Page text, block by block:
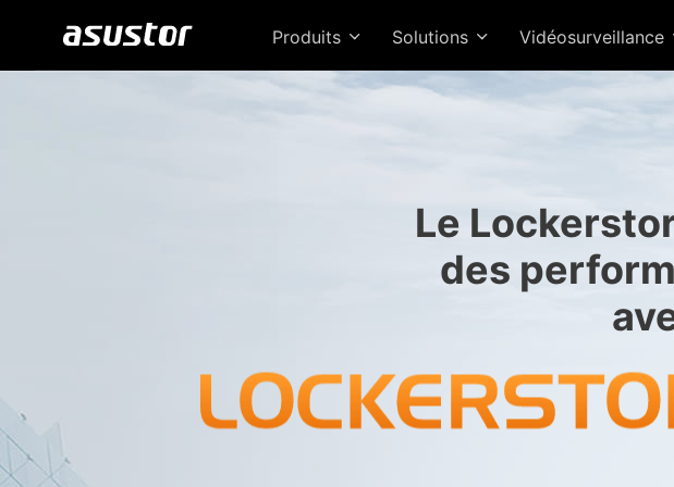
Produits Solutions Vidéosurveillance
Le
des